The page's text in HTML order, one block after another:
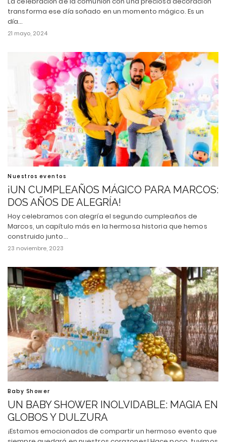
transforma ese día soñado en un momento mágico. Es un
día…
21 mayo, 2024
Nuestros eventos
¡UN CUMPLEAÑOS MÁGICO PARA MARCOS:
DOS AÑOS DE ALEGRÍA!
Hoy celebramos con alegría el segundo cumpleaños de
Marcos, un capítulo más en la hermosa historia que hemos
construido junto…
23 noviembre, 2023
Baby Shower
UN BABY SHOWER INOLVIDABLE: MAGIA EN
GLOBOS Y DULZURA
¡Estamos emocionados de compartir un hermoso evento que